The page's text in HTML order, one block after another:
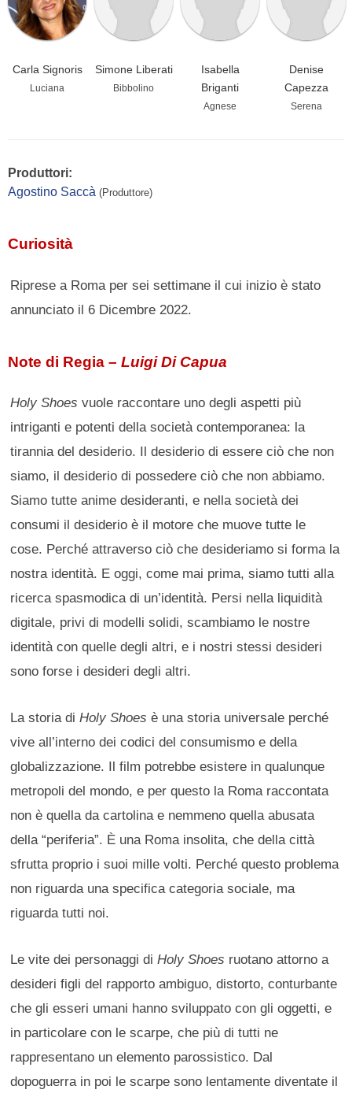
Carla Signoris
Luciana
Simone Liberati
Bibbolino
Isabella
Briganti
Agnese
Denise
Capezza
Serena
Produttori:
Agostino Saccà (Produttore)
Curiosità
Riprese a Roma per sei settimane il cui inizio è stato
annunciato il 6 Dicembre 2022.
Note di Regia – Luigi Di Capua
Holy Shoes vuole raccontare uno degli aspetti più
intriganti e potenti della società contemporanea: la
tirannia del desiderio. Il desiderio di essere ciò che non
siamo, il desiderio di possedere ciò che non abbiamo.
Siamo tutte anime desideranti, e nella società dei
consumi il desiderio è il motore che muove tutte le
cose. Perché attraverso ciò che desideriamo si forma la
nostra identità. E oggi, come mai prima, siamo tutti alla
ricerca spasmodica di un’identità. Persi nella liquidità
digitale, privi di modelli solidi, scambiamo le nostre
identità con quelle degli altri, e i nostri stessi desideri
sono forse i desideri degli altri.
La storia diHoly Shoes è una storia universale perché
vive all’interno dei codici del consumismo e della
globalizzazione. Il film potrebbe esistere in qualunque
metropoli del mondo, e per questo la Roma raccontata
non è quella da cartolina e nemmeno quella abusata
della “periferia”. È una Roma insolita, che della città
sfrutta proprio i suoi mille volti. Perché questo problema
non riguarda una specifica categoria sociale, ma
riguarda tutti noi.
Le vite dei personaggi diHoly Shoes ruotano attorno a
desideri figli del rapporto ambiguo, distorto, conturbante
che gli esseri umani hanno sviluppato con gli oggetti, e
in particolare con le scarpe, che più di tutti ne
rappresentano un elemento parossistico. Dal
dopoguerra in poi le scarpe sono lentamente diventate il